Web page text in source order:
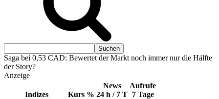
Saga bei 0,53 CAD: Bewertet der Markt noch immer nur die Hälfte
der Story?
Anzeige
Indizes Kurs %
News
24 h / 7 T
Aufrufe
7 Tage